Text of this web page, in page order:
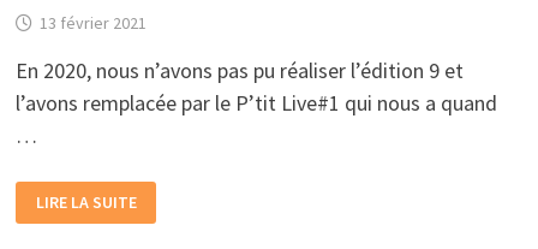
13 février 2021
En 2020, nous n’avons pas pu réaliser l’édition 9 et
l’avons remplacée par le P’tit Live#1 qui nous a quand
…
PRÉPARATION
LIVE
LIRE LA SUITE